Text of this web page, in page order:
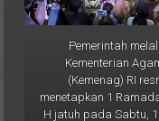
Pemerintah
Kementerian
(Kemenag) RI
menetapkan 1
H jatuh pada Sabtu,
2025. Keputusan